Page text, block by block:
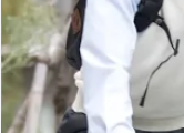
Play